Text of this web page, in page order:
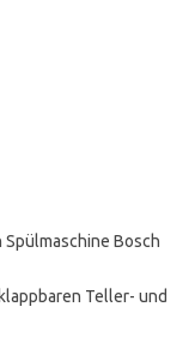
Bosch
Teller- und